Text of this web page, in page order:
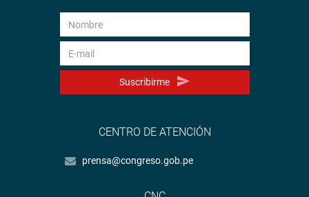
Suscribirme
CENTRO DE ATENCIÓN
prensa@congreso.gob.pe